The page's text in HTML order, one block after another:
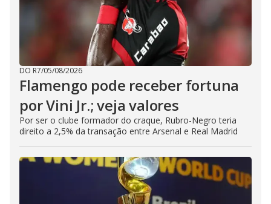
DO R7/05/08/2026
Flamengo pode receber fortuna
por Vini Jr.; veja valores
Por ser o clube formador do craque, Rubro-Negro teria
direito a 2,5% da transação entre Arsenal e Real Madrid